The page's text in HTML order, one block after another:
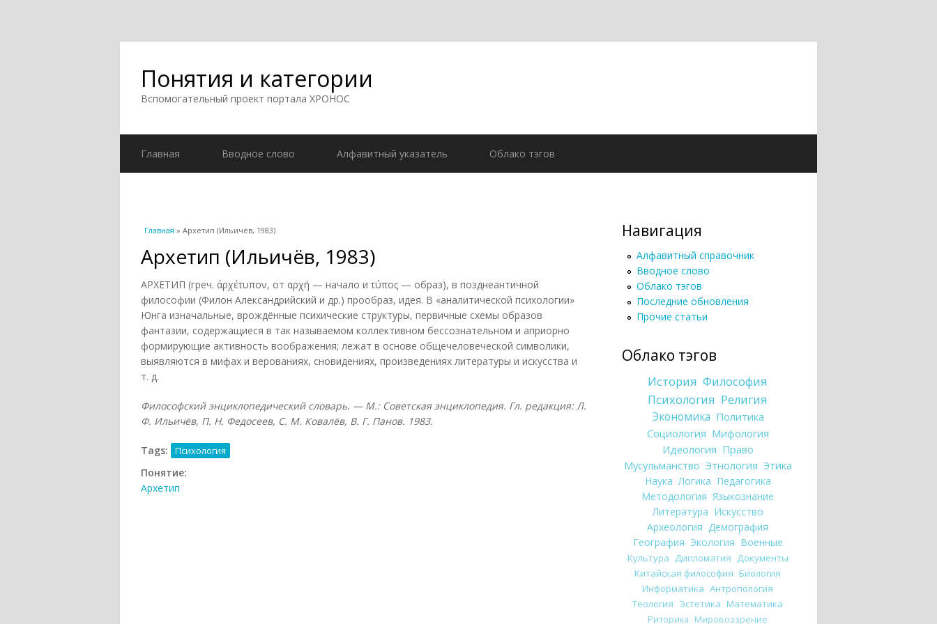
Понятия и категории
Вспомогательный проект портала ХРОНОС
Главная Вводное слово Алфавитный указатель Облако тэгов
Вы здесь
Главная » Архетип (Ильичёв, 1983)
Архетип (Ильичёв, 1983)
АРХЕТИП (греч. άρχέτυπον, от αρχή — начало и τύπος — образ), в позднеантичной
философии (Филон Александрийский и др.) прообраз, идея. В «аналитической психологии»
Юнга изначальные, врождённые психические структуры, первичные схемы образов
фантазии, содержащиеся в так называемом коллективном бессознательном и априорно
формирующие активность воображения; лежат в основе общечеловеческой символики,
выявляются в мифах и верованиях, сновидениях, произведениях литературы и искусства и
т. д.
Философский энциклопедический словарь. — М.: Советская энциклопедия. Гл. редакция: Л.
Ф. Ильичёв, П. Н. Федосеев, С. М. Ковалёв, В. Г. Панов. 1983.
Tags: Психология
Понятие:
Архетип
Навигация
Алфавитный справочник
Вводное слово
Облако тэгов
Последние обновления
Прочие статьи
Облако тэгов
История Философия
Психология Религия
Экономика Политика
Социология Мифология
Идеология Право
Мусульманство Этнология Этика
Наука Логика Педагогика
Методология Языкознание
Литература Искусство
Археология Демография
География Экология Военные
Культура Дипломатия Документы
Китайская философия Биология
Информатика Антропология
Теология Эстетика Математика
Риторика Мировоззрение